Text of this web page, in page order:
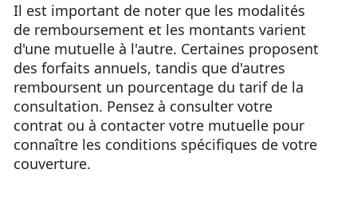
Il est important de noter que les modalités
de remboursement et les montants varient
d'une mutuelle à l'autre. Certaines proposent
des forfaits annuels, tandis que d'autres
remboursent un pourcentage du tarif de la
consultation. Pensez à consulter votre
contrat ou à contacter votre mutuelle pour
connaître les conditions spécifiques de votre
couverture.